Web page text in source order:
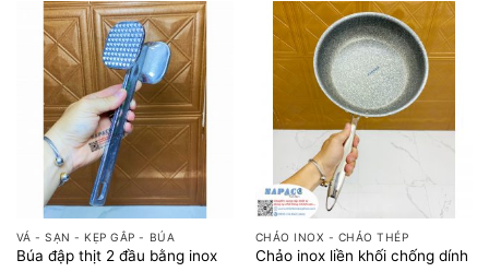
VÁ - SẠN - KẸP GẮP - BÚA
Búa đập thịt 2 đầu bằng inox
CHẢO INOX - CHẢO THÉP
Chảo inox liền khối chống dính